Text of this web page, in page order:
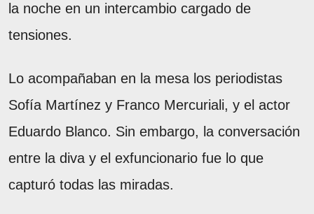
la noche en un intercambio cargado de
tensiones.
Lo acompañaban en la mesa los periodistas
Sofía Martínez y Franco Mercuriali, y el actor
Eduardo Blanco. Sin embargo, la conversación
entre la diva y el exfuncionario fue lo que
capturó todas las miradas.